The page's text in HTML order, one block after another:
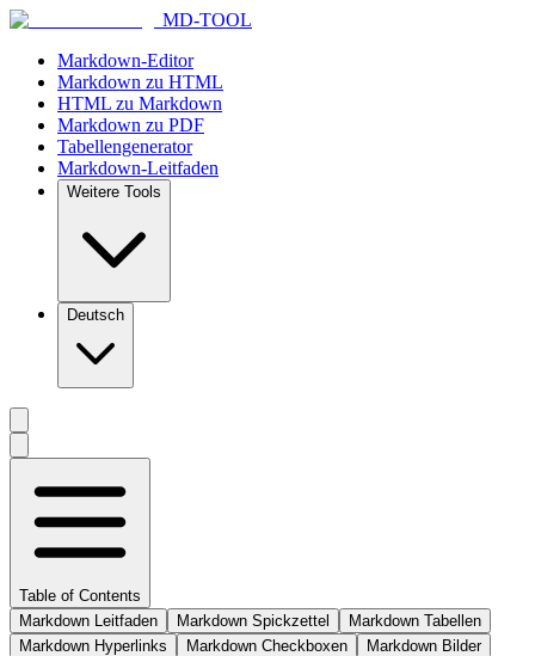
MD-TOOL
Markdown-Editor
Markdown zu HTML
HTML zu Markdown
Markdown zu PDF
Tabellengenerator
Markdown-Leitfaden
Weitere Tools
Deutsch
Table of Contents
Markdown Leitfaden
Markdown Spickzettel
Markdown Tabellen
Markdown Hyperlinks
Markdown Checkboxen
Markdown Bilder